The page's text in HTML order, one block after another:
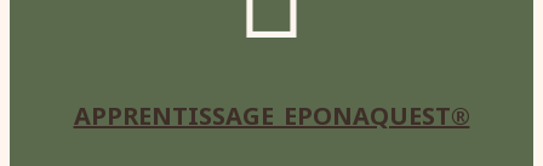
APPRENTISSAGE EPONAQUEST®